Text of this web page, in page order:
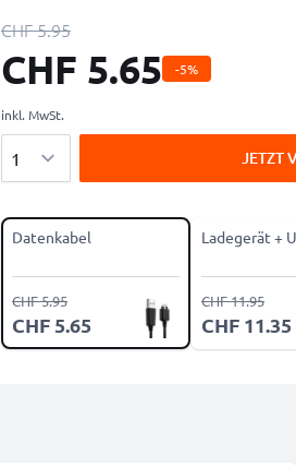
CHF 5.95
CHF 5.65 -5%
inkl. MwSt.
JETZT
Datenkabel
CHF 5.65
CHF 5.95
Ladegerät +
CHF 11.35
CHF 11.95